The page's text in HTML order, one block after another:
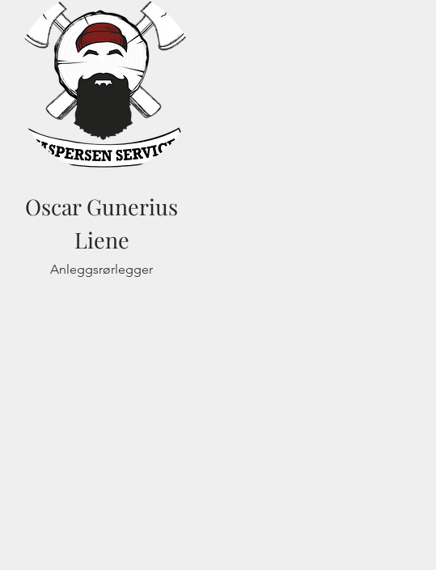
Oscar Gunerius
Liene
Anleggsrørlegger